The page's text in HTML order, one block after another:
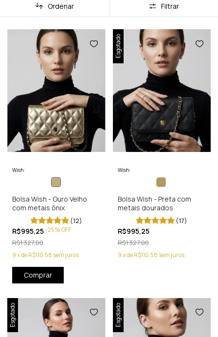
Ordenar Filtrar
Wish:
Bolsa Wish - Ouro Velho
com metais ônix
(12)
R$995,25-25%OFF
R$1.327,00
9xdeR$110,58 sem juros
Esgotado
Wish:
Bolsa Wish - Preta com
metais dourados
(17)
R$995,25
R$1.327,00
9xdeR$110,58 sem juros
Esgotado Esgotado